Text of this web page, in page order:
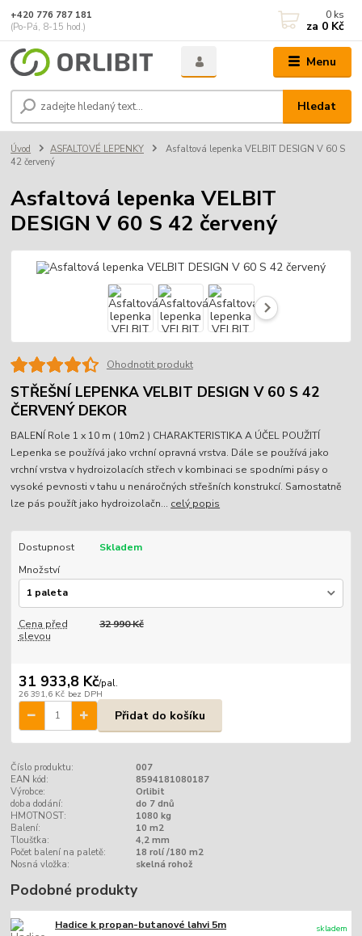
Menu
Hledat
+420 776 787 181
(Po-Pá, 8-15 hod.)
0 ks
za 0 Kč
Úvod ASFALTOVÉ LEPENKY
Asfaltová lepenka VELBIT DESIGN V 60 S
42 červený
Asfaltová lepenka VELBIT
DESIGN V 60 S 42 červený
Ohodnotit produkt
STŘEŠNÍ LEPENKA VELBIT DESIGN V 60 S 42
ČERVENÝ DEKOR
BALENÍ Role 1 x 10 m ( 10m2 ) CHARAKTERISTIKA A ÚČEL POUŽITÍ
Lepenka se používá jako vrchní opravná vrstva. Dále se používá jako
vrchní vrstva v hydroizolacích střech v kombinaci se spodními pásy o
vysoké pevnosti v tahu u nenáročných střešních konstrukcí. Samostatně
lze pás použít jako hydroizolačn... celý popis
Dostupnost
Skladem
Množství
Cena před
slevou
32 990 Kč
31 933,8 Kč/pal.
26 391,6 Kč bez DPH
Přidat do košíku
Číslo produktu:
007
EAN kód:
8594181080187
Výrobce:
Orlibit
doba dodání:
do 7 dnů
HMOTNOST:
1080 kg
Balení:
10 m2
Tloušťka:
4,2 mm
Počet balení na paletě:
18 rolí /180 m2
Nosná vložka:
skelná rohož
Podobné produkty
Hadice k propan-butanové lahvi 5m
skladem